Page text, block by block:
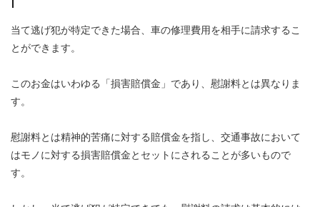
当て逃げ犯が特定できた場合、車の修理費用を相手に請求するこ
とができます。
このお金はいわゆる「損害賠償金」であり、慰謝料とは異なりま
す。
慰謝料とは精神的苦痛に対する賠償金を指し、交通事故において
はモノに対する損害賠償金とセットにされることが多いもので
す。